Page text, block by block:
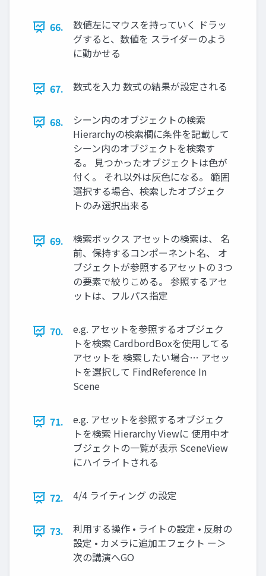
66.
数値左にマウスを持っていく ドラッ
グすると、数値を スライダーのよう
に動かせる
67. 数式を⼊⼒ 数式の結果が設定される
68.
シーン内のオブジェクトの検索
Hierarchyの検索欄に条件を記載して
シーン内のオブジェクトを検索す
る。 ⾒つかったオブジェクトは⾊が
付く。 それ以外は灰⾊になる。 範囲
選択する場合、検索したオブジェク
トのみ選択出来る
69.
検索ボックス アセットの検索は、 名
前、保持するコンポーネント名、 オ
ブジェクトが参照するアセットの 3つ
の要素で絞りこめる。 参照するアセ
ットは、フルパス指定
70.
e.g. アセットを参照するオブジェク
トを検索 CardbordBoxを使⽤してる
アセットを 検索したい場合… アセッ
トを選択して FindReference In
Scene
71.
e.g. アセットを参照するオブジェク
トを検索 Hierarchy Viewに 使⽤中オ
ブジェクトの⼀覧が表⽰ SceneView
にハイライトされる
72. 4/4 ライティング の設定
73.
利⽤する操作 • ライトの設定 • 反射の
設定 • カメラに追加エフェクト ー＞
次の講演へGO